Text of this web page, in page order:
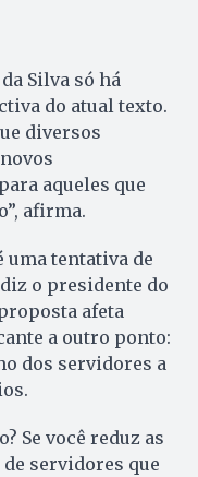
Silva só há
do atual texto.
diversos
aqueles que
afirma.
uma tentativa de
o presidente do
afeta
a outro ponto:
dos servidores a
Se você reduz as
servidores que